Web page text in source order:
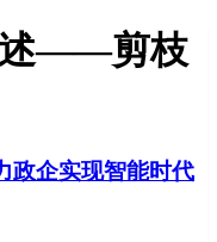
述——剪枝